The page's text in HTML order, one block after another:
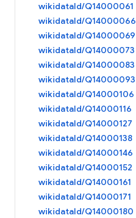
wikidataId/Q14000061
wikidataId/Q14000066
wikidataId/Q14000069
wikidataId/Q14000073
wikidataId/Q14000083
wikidataId/Q14000093
wikidataId/Q14000106
wikidataId/Q14000116
wikidataId/Q14000127
wikidataId/Q14000138
wikidataId/Q14000146
wikidataId/Q14000152
wikidataId/Q14000161
wikidataId/Q14000171
wikidataId/Q14000180